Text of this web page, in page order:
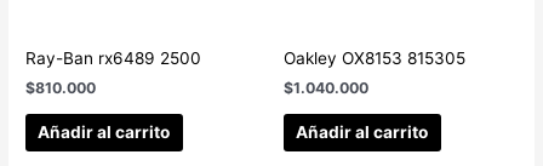
Ray-Ban rx6489 2500
$810.000
Añadir al carrito
Oakley OX8153 815305
$1.040.000
Añadir al carrito